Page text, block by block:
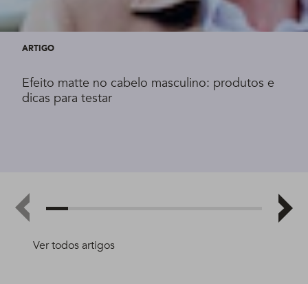
Ver todos artigos
ARTIGO
Efeito matte no cabelo masculino: produtos e
dicas para testar